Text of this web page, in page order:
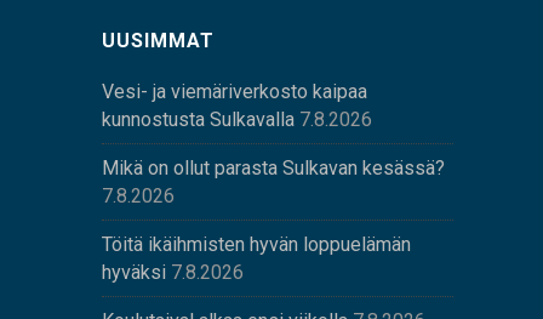
UUSIMMAT
Vesi- ja viemäriverkosto kaipaa
kunnostusta Sulkavalla 7.8.2026
Mikä on ollut parasta Sulkavan kesässä?
7.8.2026
Töitä ikäihmisten hyvän loppuelämän
hyväksi 7.8.2026